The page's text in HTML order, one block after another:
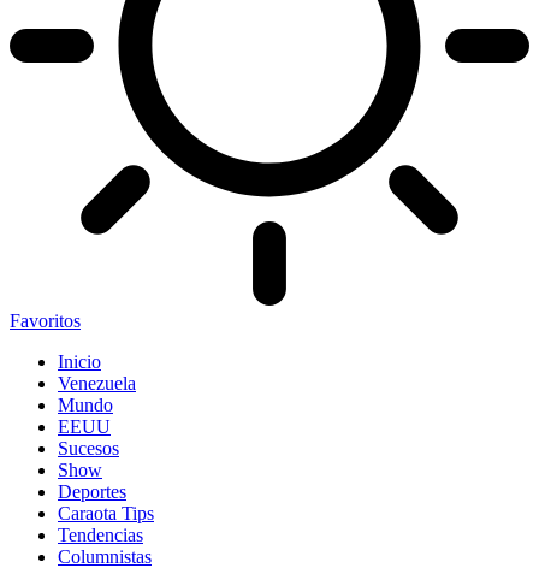
Favoritos
Inicio
Venezuela
Mundo
EEUU
Sucesos
Show
Deportes
Caraota Tips
Tendencias
Columnistas